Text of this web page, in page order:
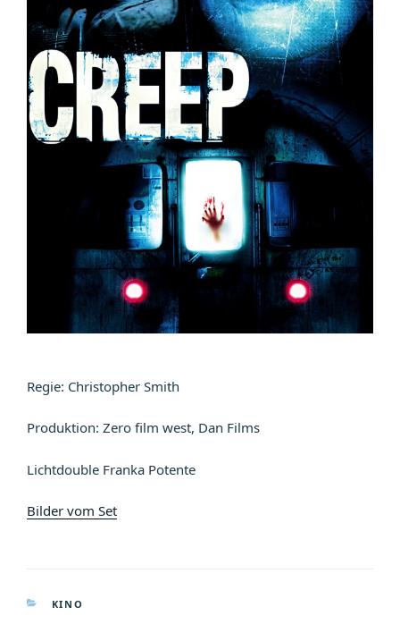
Regie: Christopher Smith
Produktion: Zero film west, Dan Films
Lichtdouble Franka Potente
Bilder vom Set
KATEGORIEN
KINO